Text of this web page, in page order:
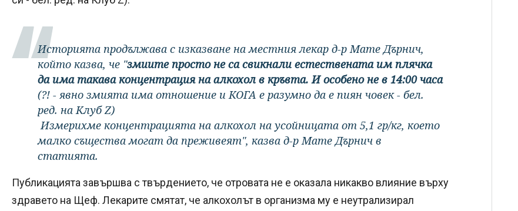
Историята продължава с изказване на местния лекар д-р Мате Дърнич,
който казва, че "змиите просто не са свикнали естествената им плячка
да има такава концентрация на алкохол в кръвта. И особено не в 14:00 часа
(?! - явно змията има отношение и КОГА е разумно да е пиян човек - бел.
ред. на Клуб Z)
Измерихме концентрацията на алкохол на усойницата от 5,1 гр/кг, което
малко същества могат да преживеят", казва д-р Мате Дърнич в
статията.
Публикацията завършва с твърдението, че отровата не е оказала никакво влияние върху
здравето на Щеф. Лекарите смятат, че алкохолът в организма му е неутрализирал